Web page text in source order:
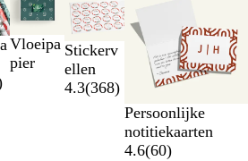
Vloeipa
pier
Stickerv
ellen
4.3(368)
Persoonlijke
notitiekaarten
4.6(60)